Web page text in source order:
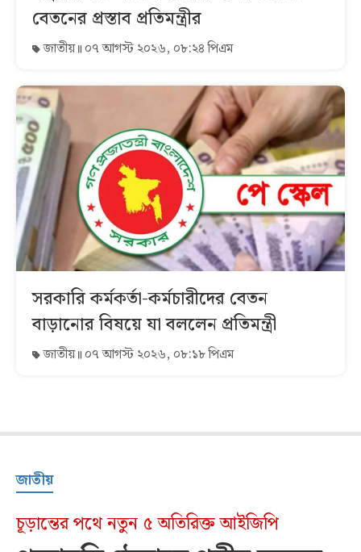
বেতনের প্রস্তাব প্রতিমন্ত্রীর
জাতীয় ০৭ আগস্ট ২০২৬, ০৮:২৪ পিএম
সরকারি কর্মকর্তা-কর্মচারীদের বেতন
বাড়ানোর বিষয়ে যা বললেন প্রতিমন্ত্রী
জাতীয় ০৭ আগস্ট ২০২৬, ০৮:১৮ পিএম
জাতীয়
চূড়ান্তের পথে নতুন ৫ অতিরিক্ত আইজিপি